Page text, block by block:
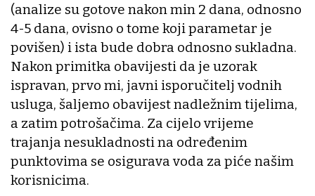
(analize su gotove nakon min 2 dana, odnosno
4-5 dana, ovisno o tome koji parametar je
povišen) i ista bude dobra odnosno sukladna.
Nakon primitka obavijesti da je uzorak
ispravan, prvo mi, javni isporučitelj vodnih
usluga, šaljemo obavijest nadležnim tijelima,
a zatim potrošačima. Za cijelo vrijeme
trajanja nesukladnosti na određenim
punktovima se osigurava voda za piće našim
korisnicima.